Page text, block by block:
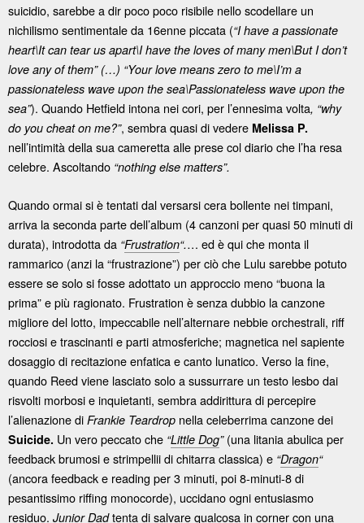
suicidio, sarebbe a dir poco poco risibile nello scodellare un
nichilismo sentimentale da 16enne piccata (“I have a passionate
heart\It can tear us apart\I have the loves of many men\But I don’t
love any of them” (…) “Your love means zero to me\I’m a
passionateless wave upon the sea\Passionateless wave upon the
sea”). Quando Hetfield intona nei cori, per l’ennesima volta, “why
do you cheat on me?”, sembra quasi di vedere Melissa P.
nell’intimità della sua cameretta alle prese col diario che l’ha resa
celebre. Ascoltando “nothing else matters”.
Quando ormai si è tentati dal versarsi cera bollente nei timpani,
arriva la seconda parte dell’album (4 canzoni per quasi 50 minuti di
durata), introdotta da “Frustration“.… ed è qui che monta il
rammarico (anzi la “frustrazione”) per ciò che Lulu sarebbe potuto
essere se solo si fosse adottato un approccio meno “buona la
prima” e più ragionato. Frustration è senza dubbio la canzone
migliore del lotto, impeccabile nell’alternare nebbie orchestrali, riff
rocciosi e trascinanti e parti atmosferiche; magnetica nel sapiente
dosaggio di recitazione enfatica e canto lunatico. Verso la fine,
quando Reed viene lasciato solo a sussurrare un testo lesbo dai
risvolti morbosi e inquietanti, sembra addirittura di percepire
l’alienazione di Frankie Teardrop nella celeberrima canzone dei
Suicide. Un vero peccato che “Little Dog” (una litania abulica per
feedback brumosi e strimpellii di chitarra classica) e “Dragon“
(ancora feedback e reading per 3 minuti, poi 8-minuti-8 di
pesantissimo riffing monocorde), uccidano ogni entusiasmo
residuo. Junior Dad tenta di salvare qualcosa in corner con una